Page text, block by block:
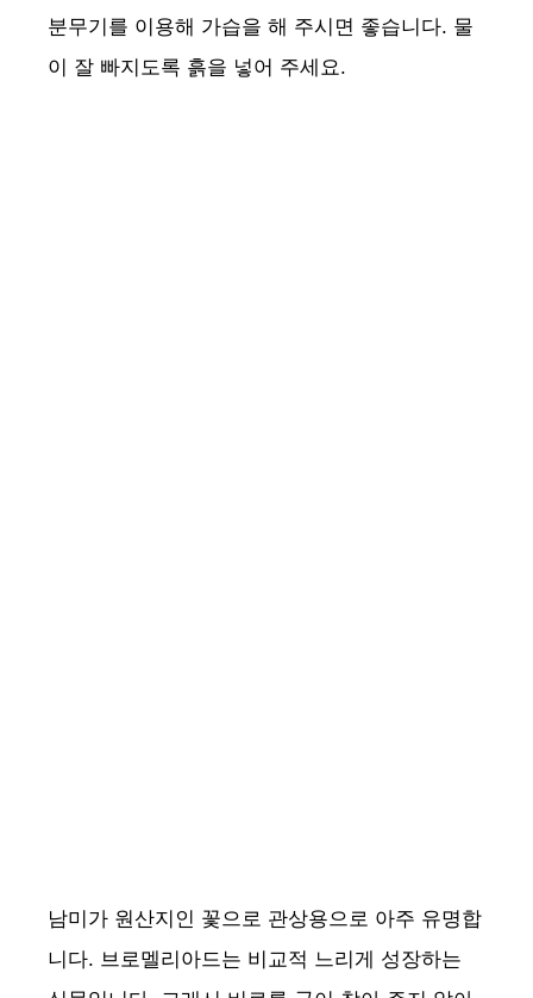
분무기를 이용해 가습을 해 주시면 좋습니다. 물
이 잘 빠지도록 흙을 넣어 주세요.
남미가 원산지인 꽃으로 관상용으로 아주 유명합
니다. 브로멜리아드는 비교적 느리게 성장하는